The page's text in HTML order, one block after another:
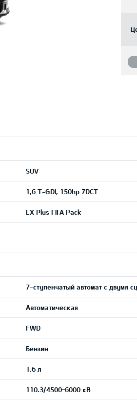
SUV
1,6 T-GDI, 150hp 7DCT
LX Plus FIFA Pack
7-ступенчатый автомат с двумя
Автоматическая
FWD
Бензин
1.6 л
110.3/4500~6000 кВ